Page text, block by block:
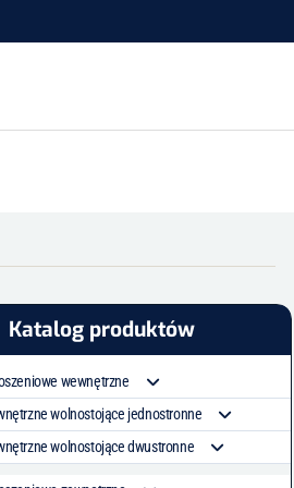
Katalog produktów
wewnętrzne
przesuwnymi
częściowo otwarte
otwierane do góry
wolnostojące jednostronne
przesuwnymiwolnostojące dwustronne